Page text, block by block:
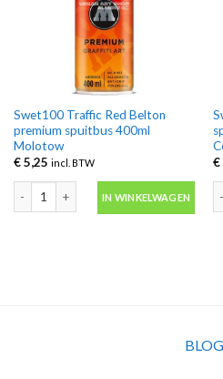
Swet100 Traffic Red Belton
premium spuitbus 400ml
Molotow
€5,25 incl. BTW
Swet100 Traffic Red Belton premium
IN WINKELWAGEN
€
BLOG